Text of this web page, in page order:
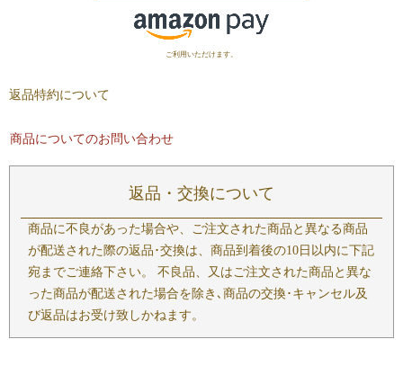
ご利用いただけます。
返品特約について
商品についてのお問い合わせ
返品・交換について
商品に不良があった場合や、ご注文された商品と異なる商品
が配送された際の返品･交換は、商品到着後の10日以内に下記
宛までご連絡下さい。 不良品、又はご注文された商品と異な
った商品が配送された場合を除き､商品の交換･キャンセル及
び返品はお受け致しかねます。